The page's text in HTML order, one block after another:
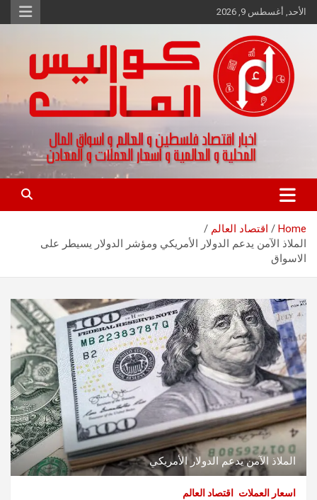
Skip
to
الأحد, أغسطس 9, 2026
كواليس المال
اخبار اقتصاد فلسطين و العالم و تقارير اسواق المال و العملات
Home
اقتصاد العالم
الملاذ الآمن يدعم الدولار الأمريكي ومؤشر الدولار يسيطر على
الاسواق
الملاذ الآمن يدعم الدولار الأمريكي
اسعار العملات اقتصاد العالم